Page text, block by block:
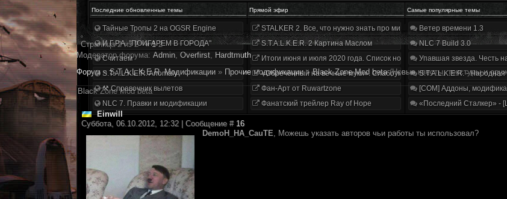
Последние обновленные темы Прямой эфир Самые популярные темы
Тайные Тропы 2 на OGSR Engine
И.Г.Р.А. "ПОИГАРЕМ В ГОРОДА"
Считаем
S.T.A.L.K.E.R. Anomaly
⚒ Справочник вылетов
NLC 7. Правки и модификации
STALKER 2. Все, что нужно знать про мир, геймплей и сюжет | Разбор
S.T.A.L.K.E.R. 2 Картина Маслом
Итоги июня и июля 2020 года. Список нововведений
«Обречённый на вечные муки». Слабоумие и отвага
Фан-Арт от Ruwartzone
Фанатский трейлер Ray of Hope
Ветер времени 1.3
NLC 7 Build 3.0
Упавшая звезда. Честь
S.T.A.L.K.E.R. -
[COM] Аддоны,
«Последний Сталкер» -
Страница2из2 « 1 2
Модератор форума: Аdmin, Overfirst, Hardtmuth
Форум » S.T.A.L.K.E.R. Модификации » Прочие модификации » Black Zone Mod beta (Новые квесты, текстуры и
Black Zone Mod beta
Einwill
Суббота, 06.10.2012, 12:32 | Сообщение # 16
DemoH_HA_CauTE, Можешь указать авторов чьи работы ты использовал?